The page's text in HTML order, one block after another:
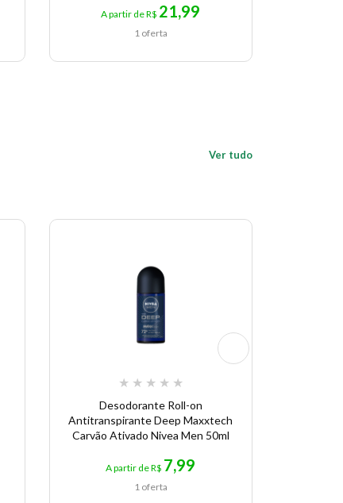
A partir de R$ 21,99
1 oferta
Ver tudo
★ ★ ★ ★ ★
Desodorante Roll-on
Antitranspirante Deep Maxxtech
Carvão Ativado Nivea Men 50ml
A partir de R$ 7,99
1 oferta